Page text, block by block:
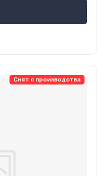
Снят с производства